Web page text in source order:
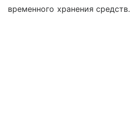
временного хранения средств.